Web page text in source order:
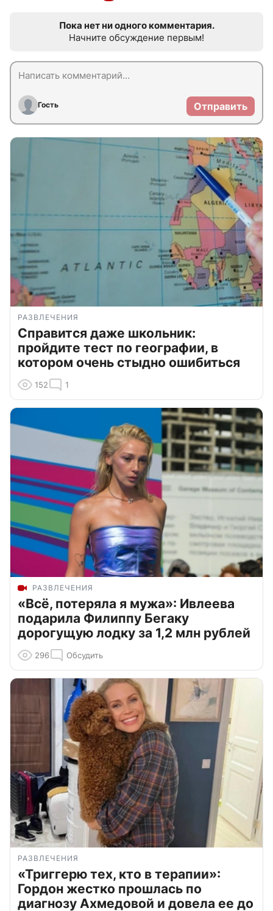
Пока нет ни одного комментария.
Начните обсуждение первым!
Гость Отправить
РАЗВЛЕЧЕНИЯ
Справится даже школьник:
пройдите тест по географии, в
котором очень стыдно ошибиться
152 1
РАЗВЛЕЧЕНИЯ
«Всё, потеряла я мужа»: Ивлеева
подарила Филиппу Бегаку
дорогущую лодку за 1,2 млн рублей
296 Обсудить
РАЗВЛЕЧЕНИЯ
«Триггерю тех, кто в терапии»:
Гордон жестко прошлась по
диагнозу Ахмедовой и довела ее до